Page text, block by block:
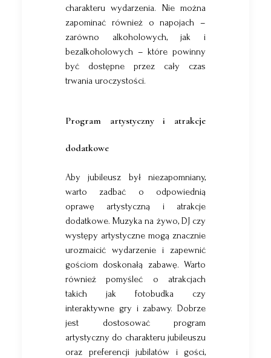
charakteru wydarzenia. Nie można
zapominać również o napojach –
zarówno alkoholowych, jak i
bezalkoholowych – które powinny
być dostępne przez cały czas
trwania uroczystości.
Program artystyczny i atrakcje
dodatkowe
Aby jubileusz był niezapomniany,
warto zadbać o odpowiednią
oprawę artystyczną i atrakcje
dodatkowe. Muzyka na żywo, DJ czy
występy artystyczne mogą znacznie
urozmaicić wydarzenie i zapewnić
gościom doskonałą zabawę. Warto
również pomyśleć o atrakcjach
takich jak fotobudka czy
interaktywne gry i zabawy. Dobrze
jest dostosować program
artystyczny do charakteru jubileuszu
oraz preferencji jubilatów i gości,